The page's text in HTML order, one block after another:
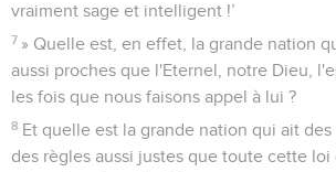
vraiment sage et intelligent !’
7 » Quelle est, en effet, la grande nation
aussi proches que l'Eternel, notre Dieu,
les fois que nous faisons appel à lui ?
8 Et quelle est la grande nation qui ait
des règles aussi justes que toute cette loi